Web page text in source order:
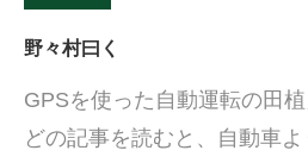
野々村曰く
GPSを使った自動運転の田
どの記事を読むと、自動車